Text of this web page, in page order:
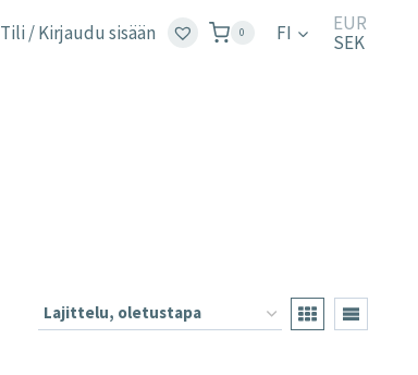
Tili / Kirjaudu sisään 0 FI
EUR
SEK